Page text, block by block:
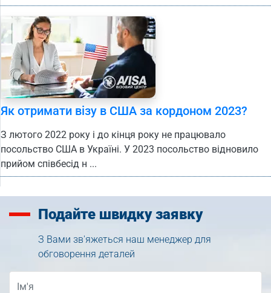
Як отримати візу в США за кордоном 2023?
З лютого 2022 року і до кінця року не працювало
посольство США в Україні. У 2023 посольство відновило
прийом співбесід н ...
Подайте швидку заявку
З Вами зв'яжеться наш менеджер для
обговорення деталей